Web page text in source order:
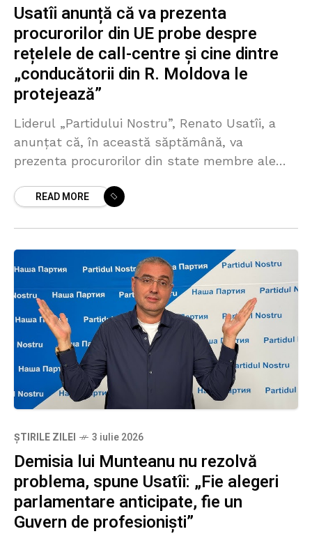
Usatîi anunță că va prezenta
procurorilor din UE probe despre
rețelele de call-centre și cine dintre
„conducătorii din R. Moldova le
protejează”
Liderul „Partidului Nostru”, Renato Usatîi, a
anunțat că, în această săptămână, va
prezenta procurorilor din state membre ale
„unor conducători din Republica Moldova în
READ MORE
ȘTIRILE ZILEI 3 iulie 2026
Demisia lui Munteanu nu rezolvă
problema, spune Usatîi: „Fie alegeri
parlamentare anticipate, fie un
Guvern de profesioniști”